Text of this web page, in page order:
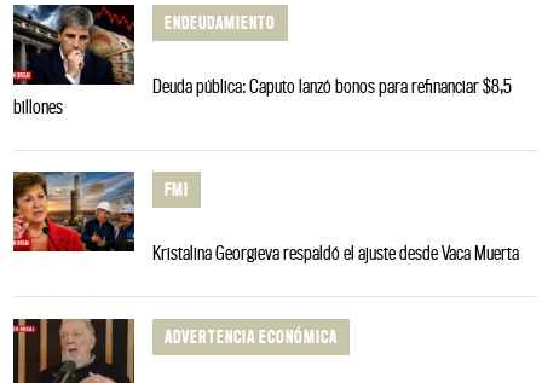
ENDEUDAMIENTO
Deuda pública: Caputo lanzó bonos para refinanciar $8,5
billones
FMI
Kristalina Georgieva respaldó el ajuste desde Vaca Muerta
ADVERTENCIA ECONÓMICA